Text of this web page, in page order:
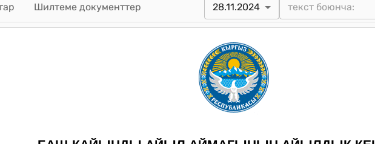
Шилтеме документтер 28.11.2024